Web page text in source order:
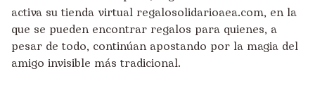
activa su tienda virtual regalosolidarioaea.com, en la
que se pueden encontrar regalos para quienes, a
pesar de todo, continúan apostando por la magia del
amigo invisible más tradicional.